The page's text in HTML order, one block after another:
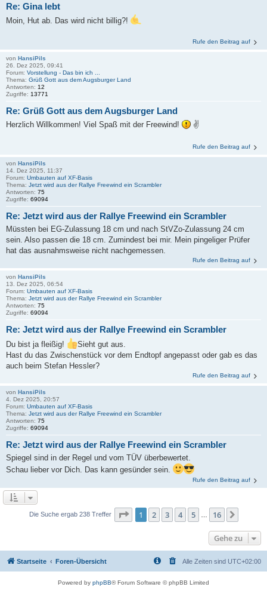
Re: Gina lebt
Moin, Hut ab. Das wird nicht billig?!
Rufe den Beitrag auf
von HansiPils
26. Dez 2025, 09:41
Forum: Vorstellung - Das bin ich ...
Thema: Grüß Gott aus dem Augsburger Land
Antworten: 12
Zugriffe: 13771
Re: Grüß Gott aus dem Augsburger Land
Herzlich Willkommen! Viel Spaß mit der Freewind! ✌
Rufe den Beitrag auf
von HansiPils
14. Dez 2025, 11:37
Forum: Umbauten auf XF-Basis
Thema: Jetzt wird aus der Rallye Freewind ein Scrambler
Antworten: 75
Zugriffe: 69094
Re: Jetzt wird aus der Rallye Freewind ein Scrambler
Müssten bei EG-Zulassung 18 cm und nach StVZo-Zulassung 24 cm
sein. Also passen die 18 cm. Zumindest bei mir. Mein pingeliger Prüfer
hat das ausnahmsweise nicht nachgemessen.
Rufe den Beitrag auf
von HansiPils
13. Dez 2025, 06:54
Forum: Umbauten auf XF-Basis
Thema: Jetzt wird aus der Rallye Freewind ein Scrambler
Antworten: 75
Zugriffe: 69094
Re: Jetzt wird aus der Rallye Freewind ein Scrambler
Du bist ja fleißig!
Sieht gut aus.
Hast du das Zwischenstück vor dem Endtopf angepasst oder gab es das
auch beim Stefan Hessler?
Rufe den Beitrag auf
von HansiPils
4. Dez 2025, 20:57
Forum: Umbauten auf XF-Basis
Thema: Jetzt wird aus der Rallye Freewind ein Scrambler
Antworten: 75
Zugriffe: 69094
Re: Jetzt wird aus der Rallye Freewind ein Scrambler
Spiegel sind in der Regel und vom TÜV überbewertet.
Schau lieber vor Dich. Das kann gesünder sein.
Rufe den Beitrag auf
Die Suche ergab 238 Treffer Seite 1von 16
1 2 3 4 5 16
Gehe zu
Startseite Foren-Übersicht Alle Zeiten sind UTC+02:00
Powered by phpBB® Forum Software © phpBB Limited